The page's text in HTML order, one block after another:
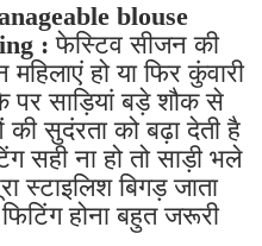
blouse
:फेस्टिव सीजन की
हो या फिर कुंवारी
पर साड़ियां बड़े शौक से
सुदंरता को बढ़ा देती है
सही ना हो तो साड़ी भले
स्टाइलिश बिगड़ जाता
होना बहुत जरूरी